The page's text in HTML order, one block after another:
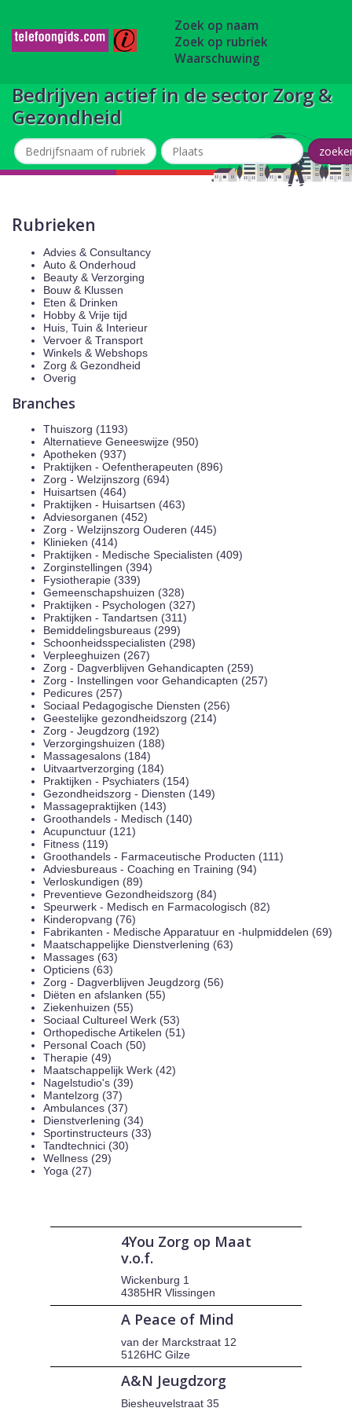
Zoek op naam
Zoek op rubriek
Waarschuwing
Bedrijven actief in de sector Zorg &
Gezondheid
Rubrieken
Advies & Consultancy
Auto & Onderhoud
Beauty & Verzorging
Bouw & Klussen
Eten & Drinken
Hobby & Vrije tijd
Huis, Tuin & Interieur
Vervoer & Transport
Winkels & Webshops
Zorg & Gezondheid
Overig
Branches
Thuiszorg (1193)
Alternatieve Geneeswijze (950)
Apotheken (937)
Praktijken - Oefentherapeuten (896)
Zorg - Welzijnszorg (694)
Huisartsen (464)
Praktijken - Huisartsen (463)
Adviesorganen (452)
Zorg - Welzijnszorg Ouderen (445)
Klinieken (414)
Praktijken - Medische Specialisten (409)
Zorginstellingen (394)
Fysiotherapie (339)
Gemeenschapshuizen (328)
Praktijken - Psychologen (327)
Praktijken - Tandartsen (311)
Bemiddelingsbureaus (299)
Schoonheidsspecialisten (298)
Verpleeghuizen (267)
Zorg - Dagverblijven Gehandicapten (259)
Zorg - Instellingen voor Gehandicapten (257)
Pedicures (257)
Sociaal Pedagogische Diensten (256)
Geestelijke gezondheidszorg (214)
Zorg - Jeugdzorg (192)
Verzorgingshuizen (188)
Massagesalons (184)
Uitvaartverzorging (184)
Praktijken - Psychiaters (154)
Gezondheidszorg - Diensten (149)
Massagepraktijken (143)
Groothandels - Medisch (140)
Acupunctuur (121)
Fitness (119)
Groothandels - Farmaceutische Producten (111)
Adviesbureaus - Coaching en Training (94)
Verloskundigen (89)
Preventieve Gezondheidszorg (84)
Speurwerk - Medisch en Farmacologisch (82)
Kinderopvang (76)
Fabrikanten - Medische Apparatuur en -hulpmiddelen (69)
Maatschappelijke Dienstverlening (63)
Massages (63)
Opticiens (63)
Zorg - Dagverblijven Jeugdzorg (56)
Diëten en afslanken (55)
Ziekenhuizen (55)
Sociaal Cultureel Werk (53)
Orthopedische Artikelen (51)
Personal Coach (50)
Therapie (49)
Maatschappelijk Werk (42)
Nagelstudio's (39)
Mantelzorg (37)
Ambulances (37)
Dienstverlening (34)
Sportinstructeurs (33)
Tandtechnici (30)
Wellness (29)
Yoga (27)
4You Zorg op Maat
v.o.f.
Wickenburg 1
4385HR Vlissingen
A Peace of Mind
van der Marckstraat 12
5126HC Gilze
A&N Jeugdzorg
Biesheuvelstraat 35